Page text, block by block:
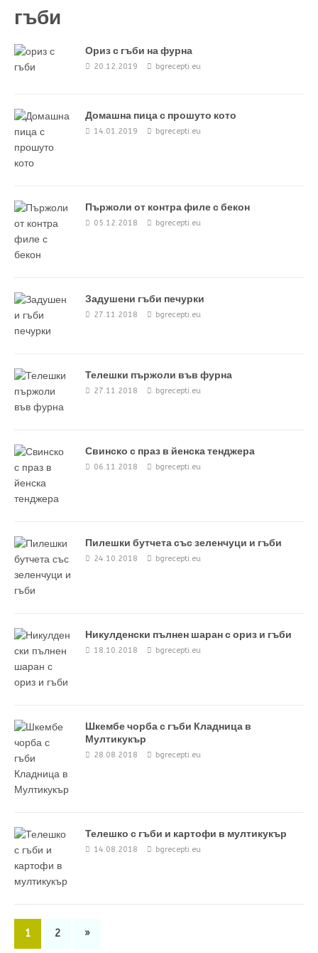
гъби
Ориз с гъби на фурна
20.12.2019 bgrecepti.eu
Домашна пица с прошуто кото
14.01.2019 bgrecepti.eu
Пържоли от контра филе с бекон
05.12.2018 bgrecepti.eu
Задушени гъби печурки
27.11.2018 bgrecepti.eu
Телешки пържоли във фурна
27.11.2018 bgrecepti.eu
Свинско с праз в йенска тенджера
06.11.2018 bgrecepti.eu
Пилешки бутчета със зеленчуци и гъби
24.10.2018 bgrecepti.eu
Никулденски пълнен шаран с ориз и гъби
18.10.2018 bgrecepti.eu
Шкембе чорба с гъби Кладница в
Мултикукър
28.08.2018 bgrecepti.eu
Телешко с гъби и картофи в мултикукър
14.08.2018 bgrecepti.eu
1 2 »